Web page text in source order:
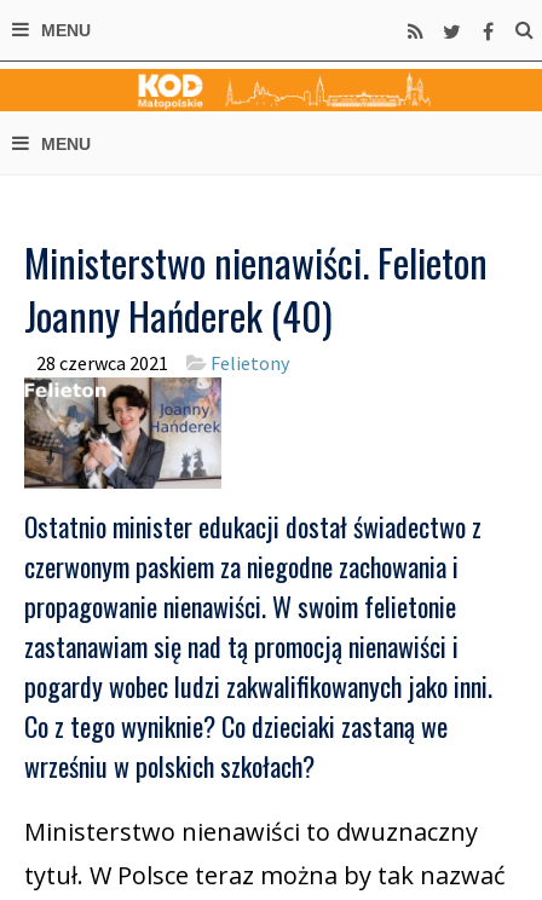
Ministerstwo nienawiści. Felieton
Joanny Hańderek (40)
28 czerwca 2021 Felietony
Ostatnio minister edukacji dostał świadectwo z
czerwonym paskiem za niegodne zachowania i
propagowanie nienawiści. W swoim felietonie
zastanawiam się nad tą promocją nienawiści i
pogardy wobec ludzi zakwalifikowanych jako inni.
Co z tego wyniknie? Co dzieciaki zastaną we
wrześniu w polskich szkołach?
Ministerstwo nienawiści to dwuznaczny
tytuł. W Polsce teraz można by tak nazwać